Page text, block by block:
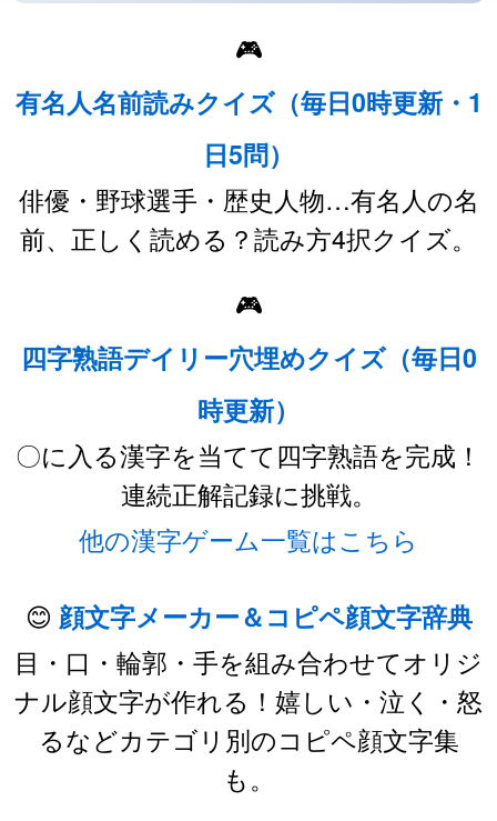
🎮
有名人名前読みクイズ（毎日0時更新・1
日5問）
俳優・野球選手・歴史人物…有名人の名
前、正しく読める？読み方4択クイズ。
🎮
四字熟語デイリー穴埋めクイズ（毎日0
時更新）
〇に入る漢字を当てて四字熟語を完成！
連続正解記録に挑戦。
他の漢字ゲーム一覧はこちら
😊 顔文字メーカー＆コピペ顔文字辞典
目・口・輪郭・手を組み合わせてオリジ
ナル顔文字が作れる！嬉しい・泣く・怒
るなどカテゴリ別のコピペ顔文字集
も。